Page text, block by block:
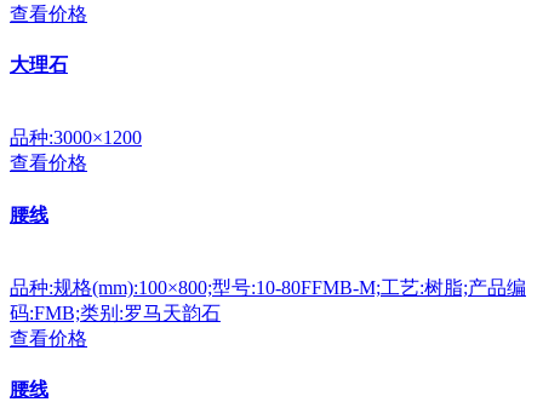
查看价格
大理石
品种:3000×1200
查看价格
腰线
品种:规格(mm):100×800;型号:10-80FFMB-M;工艺:树脂;产品编
码:FMB;类别:罗马天韵石
查看价格
腰线